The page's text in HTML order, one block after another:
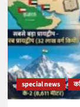
special news